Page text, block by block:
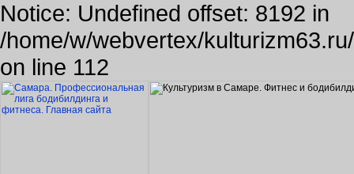
Notice: Undefined offset: 8192 in
/home/w/webvertex/
on line 112